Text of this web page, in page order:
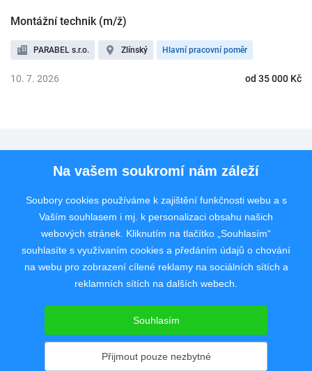
Montážní technik (m/ž)
PARABEL s.r.o. Zlínský Hlavní pracovní poměr
od 35 000 Kč
10. 7. 2026
Copyright © 2008 - 2026 JobSystem s.r.o.
Zásady ochrany soukromí |Upravit nastavení
Pro uchazeče
Rychlý kontakt
Na vašem soukromí nám záleží
Soubory cookies používáme k zajištění funkčnosti webu a s
Vaším souhlasem i mj. k personalizaci obsahu našich
webových stránek. Kliknutím na tlačítko „Souhlasím“
souhlasíte s využívaním cookies a předáním údajů o chování
na webu pro zobrazení cílené reklamy na sociálních sítích a
reklamních sítích na dalších webech.
Souhlasím
Přijmout pouze nezbytné